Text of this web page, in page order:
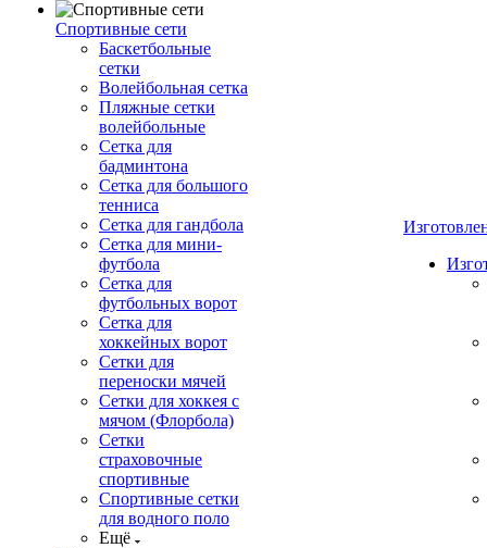
Спортивные сети
Баскетбольные
сетки
Волейбольная сетка
Пляжные сетки
волейбольные
Сетка для
бадминтона
Сетка для большого
тенниса
Сетка для гандбола
Сетка для мини-
футбола
Сетка для
футбольных ворот
Сетка для
хоккейных ворот
Сетки для
переноски мячей
Сетки для хоккея с
мячом (Флорбола)
Сетки
страховочные
спортивные
Спортивные сетки
для водного поло
Ещё